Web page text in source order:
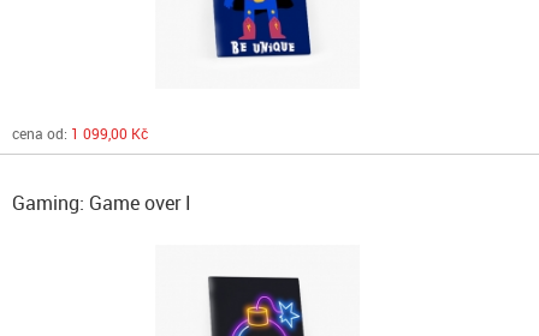
cena od: 1 099,00 Kč
Gaming: Game over I